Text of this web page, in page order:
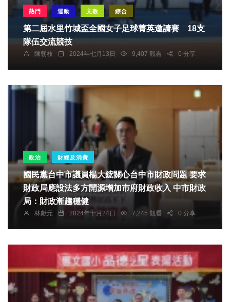
熱門 運動 文教 綜合
第二屆水里竹城盃全國女子足球菁英邀請賽 18支
隊伍交流競技
陳朝枝 2024年七月13日 9,407 觀看 0 分享
政治 財經及消費
國民黨台中市議員楊大鋐關心台中市財政問題 要求
財政局應設法多方開源增加市府財政收入 中市財政
局：財政漸趨穩健
林獻元 2024年十月24日 7,245 觀看 0 分享